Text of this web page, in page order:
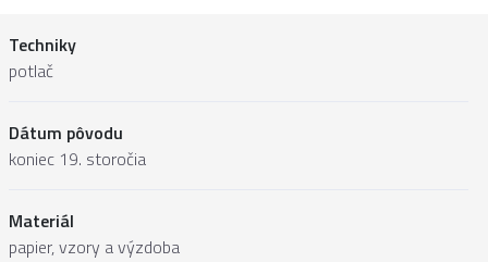
Techniky
potlač
Dátum pôvodu
koniec 19. storočia
Materiál
papier, vzory a výzdoba